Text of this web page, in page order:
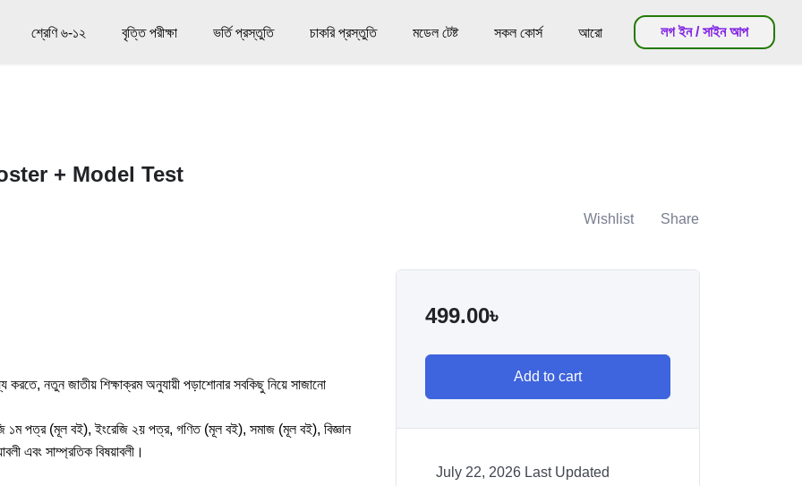
শ্রেণি ৬-১২ বৃত্তি পরীক্ষা ভর্তি প্রস্তুতি চাকরি প্রস্তুতি মডেল টেষ্ট সকল কোর্স আরো লগ ইন / সাইন আপ
+ Model Test
Wishlist Share
করতে, নতুন জাতীয় শিক্ষাক্রম অনুযায়ী পড়াশোনার সবকিছু নিয়ে সাজানো
১ম পত্র (মূল বই), ইংরেজি ২য় পত্র, গণিত (মূল বই), সমাজ (মূল বই), বিজ্ঞান
এবং সাম্প্রতিক বিষয়াবলী।
499.00৳
Add to cart
July 22, 2026 Last Updated